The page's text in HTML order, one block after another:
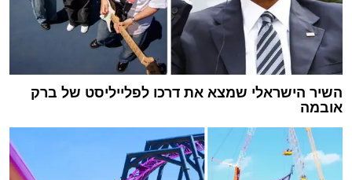
השיר הישראלי שמצא את דרכו לפלייליסט של ברק
אובמה